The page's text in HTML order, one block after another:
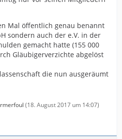
Mal öffentlich genau benannt
sondern auch der e.V. in der
gemacht hatte (155 000
Gläubigerverzichte abgelöst
die nun ausgeräumt
(18. August 2017 um 14:07)